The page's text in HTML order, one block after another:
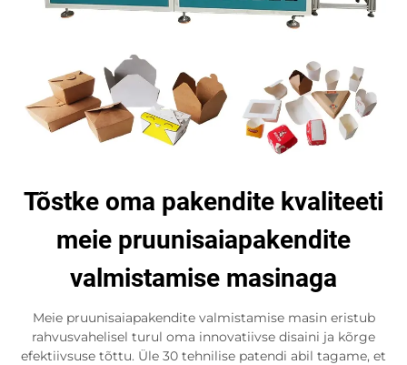
Tõstke oma pakendite kvaliteeti
meie pruunisaiapakendite
valmistamise masinaga
Meie pruunisaiapakendite valmistamise masin eristub
rahvusvahelisel turul oma innovatiivse disaini ja kõrge
efektiivsuse tõttu. Üle 30 tehnilise patendi abil tagame, et